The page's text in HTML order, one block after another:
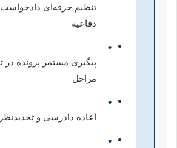
تنظیم حرفه‌ای دادخواست
دفاعیه
•
پیگیری مستمر پرونده در
مراحل
•
اعاده دادرسی و
•